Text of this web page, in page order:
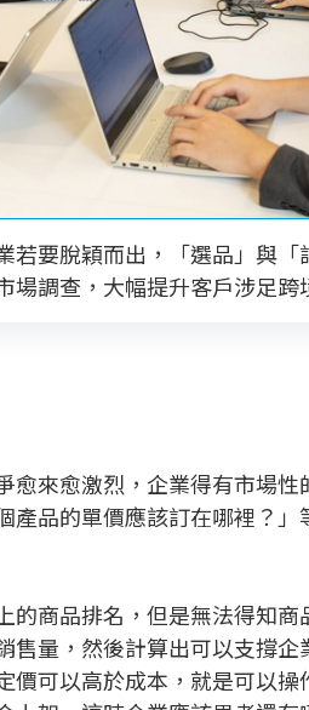
若要脫穎而出，「選品」與
場調查，大幅提升客戶涉足跨
來愈激烈，企業得有市場性
品的單價應該訂在哪裡？
商品排名，但是無法得知商
量，然後計算出可以支撐
可以高於成本，就是可以